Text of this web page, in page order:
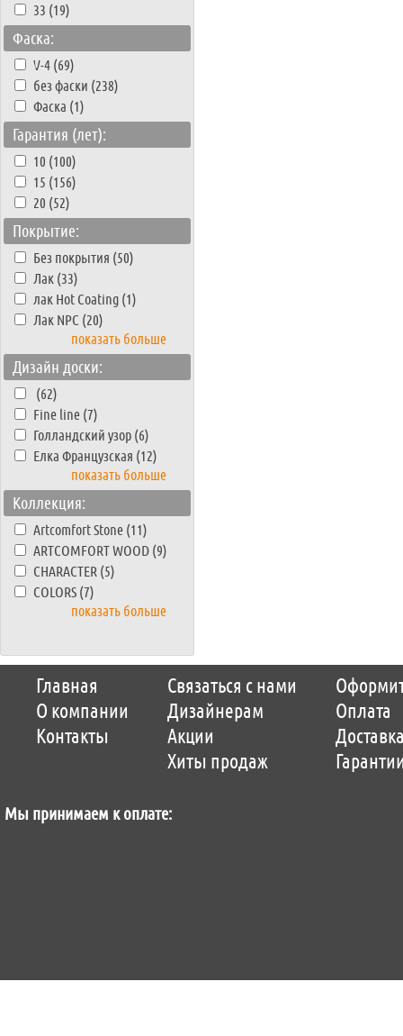
33 (19)
Фаска:
V-4 (69)
без фаски (238)
Фаска (1)
Гарантия (лет):
10 (100)
15 (156)
20 (52)
Покрытие:
Без покрытия (50)
Лак (33)
лак Hot Coating (1)
Лак NPC (20)
показать больше
Дизайн доски:
(62)
Fine line (7)
Голландский узор (6)
Елка Французская (12)
показать больше
Коллекция:
Artcomfort Stone (11)
ARTCOMFORT WOOD (9)
CHARACTER (5)
COLORS (7)
показать больше
Главная
О компании
Контакты
Связаться с нами
Дизайнерам
Акции
Хиты продаж
Оплата
Мы принимаем к оплате:
Copyright © 2014-2026 Parquet-pol.ru. Разработка ItCompany
Продвижение сайтов by «ВзлЁт»